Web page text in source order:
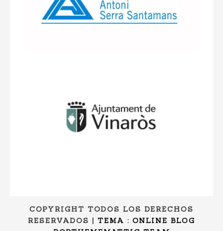
COPYRIGHT TODOS LOS DERECHOS
RESERVADOS | TEMA : ONLINE BLOG